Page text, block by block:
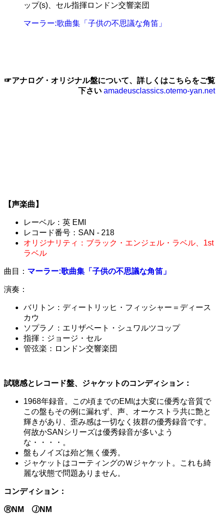
ップ(s)、セル指揮ロンドン交響楽団
マーラー:歌曲集「子供の不思議な角笛」
☞アナログ・オリジナル盤について、詳しくはこちらをご覧
下さい amadeusclassics.otemo-yan.net
【声楽曲】
レーベル：英 EMI
レコード番号：SAN - 218
オリジナリティ：ブラック・エンジェル・ラベル、1st
ラベル
曲目： マーラー:歌曲集「子供の不思議な角笛」
演奏：
バリトン：ディートリッヒ・フィッシャー＝ディース
カウ
ソプラノ：エリザベート・シュワルツコップ
指揮：ジョージ・セル
管弦楽：ロンドン交響楽団
試聴感とレコード盤、ジャケットのコンディション：
1968年録音。この頃までのEMIは大変に優秀な音質で
この盤もその例に漏れず、声、オーケストラ共に艶と
輝きがあり、歪み感は一切なく抜群の優秀録音です。
何故かSANシリーズは優秀録音が多いよう
な・・・・。
盤もノイズは殆ど無く優秀。
ジャケットはコーティングのＷジャケット。これも綺
麗な状態で問題ありません。
コンディション：
ⓇNM ⒿNM